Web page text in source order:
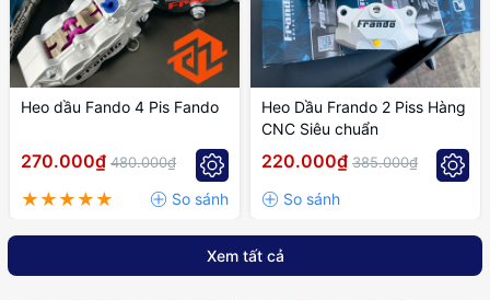
Heo dầu Fando 4 Pis Fando
270.000₫ 480.000₫
Heo Dầu Frando 2 Piss Hàng
CNC Siêu chuẩn
220.000₫ 385.000₫
Xem tất cả